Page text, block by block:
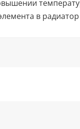
в радиатор